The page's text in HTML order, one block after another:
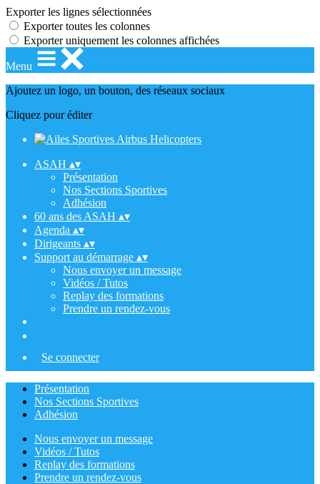
Exporter les lignes sélectionnées
Exporter toutes les colonnes
Exporter uniquement les colonnes affichées
Menu
Ajoutez un logo, un bouton, des réseaux sociaux
Cliquez pour éditer
ASAH ▴▾
Présentation
Nos Sections Sportives
Adhésion
60 ans des ASAH ▴▾
Agenda ▴▾
Dirigeants ▴▾
Support au démarrage ▴▾
Nous envoyer un message
Vidéos / Tutos
Replay des formations
Prendre un rendez-vous
Se connecter
Présentation
Nos Sections Sportives
Adhésion
Nous envoyer un message
Vidéos / Tutos
Replay des formations
Prendre un rendez-vous